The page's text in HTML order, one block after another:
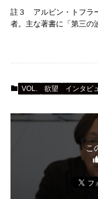
註３ アルビン・トフラ
者。主な著書に「第三の
VOL. 欲望 インタビ
こ